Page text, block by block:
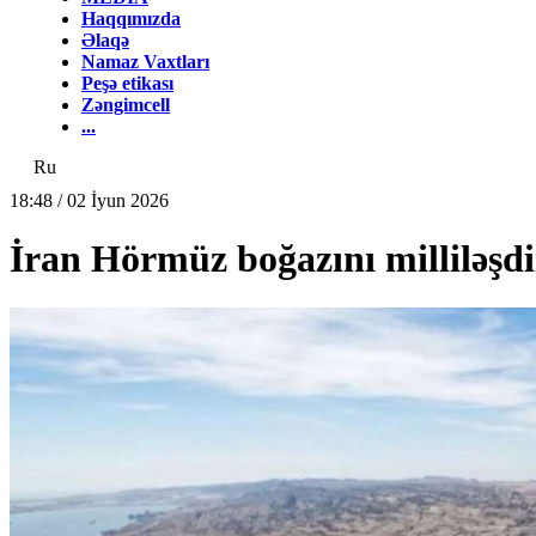
Haqqımızda
Əlaqə
Namaz Vaxtları
Peşə etikası
Zəngimcell
...
Ru
18:48 / 02 İyun 2026
İran Hörmüz boğazını